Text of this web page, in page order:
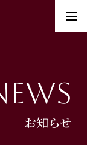
お知らせ